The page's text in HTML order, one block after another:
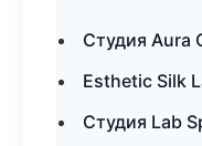
Студия Aura
Esthetic Silk
Студия Lab